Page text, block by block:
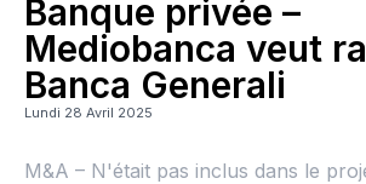
Banque privée –
Mediobanca veut
Banca Generali
Lundi 28 Avril 2025
M&A – N'était pas inclus dans le